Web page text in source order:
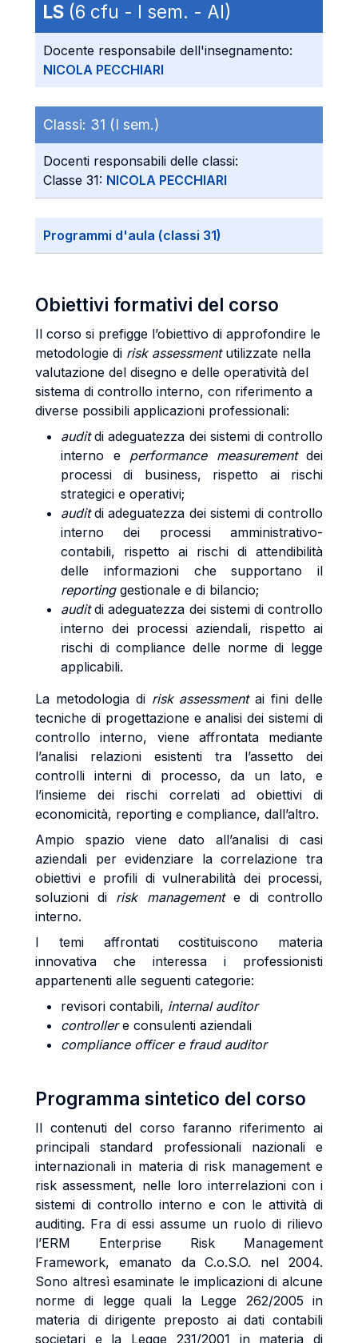
LS (6 cfu - I sem. - AI)
Docente responsabile dell'insegnamento:
NICOLA PECCHIARI
Classi: 31 (I sem.)
Docenti responsabili delle classi:
Classe 31: NICOLA PECCHIARI
Programmi d'aula (classi 31)
Obiettivi formativi del corso
Il corso si prefigge l’obiettivo di approfondire le
metodologie di risk assessment utilizzate nella
valutazione del disegno e delle operatività del
sistema di controllo interno, con riferimento a
diverse possibili applicazioni professionali:
auditdi adeguatezza dei sistemi di controllo
interno e performance measurement dei
processi di business, rispetto ai rischi
strategici e operativi;
auditdi adeguatezza dei sistemi di controllo
interno dei processi amministrativo-
contabili, rispetto ai rischi di attendibilità
delle informazioni che supportano il
reporting gestionale e di bilancio;
auditdi adeguatezza dei sistemi di controllo
interno dei processi aziendali, rispetto ai
rischi di compliance delle norme di legge
applicabili.
La metodologia di risk assessmentai fini delle
tecniche di progettazione e analisi dei sistemi di
controllo interno, viene affrontata mediante
l’analisi relazioni esistenti tra l’assetto dei
controlli interni di processo, da un lato, e
l’insieme dei rischi correlati ad obiettivi di
economicità, reporting e compliance, dall’altro.
Ampio spazio viene dato all’analisi di casi
aziendali per evidenziare la correlazione tra
obiettivi e profili di vulnerabilità dei processi,
soluzioni di risk management e di controllo
interno.
I temi affrontati costituiscono materia
innovativa che interessa i professionisti
appartenenti alle seguenti categorie:
revisori contabili, internal auditor
controllere consulenti aziendali
compliance officer e fraud auditor
Programma sintetico del corso
Il contenuti del corso faranno riferimento ai
principali standard professionali nazionali e
internazionali in materia di risk management e
risk assessment, nelle loro interrelazioni con i
sistemi di controllo interno e con le attività di
auditing. Fra di essi assume un ruolo di rilievo
l’ERM Enterprise Risk Management
Framework, emanato da C.o.S.O. nel 2004.
Sono altresì esaminate le implicazioni di alcune
norme di legge quali la Legge 262/2005 in
materia di dirigente preposto ai dati contabili
societari e la Legge 231/2001 in materia di